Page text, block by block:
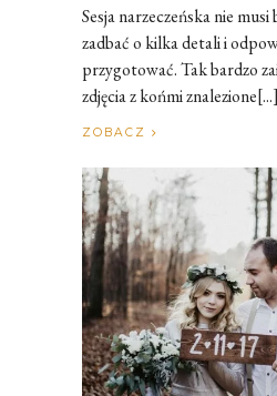
Sesja narzeczeńska nie
zadbać o kilka detali i
przygotować. Tak bardzo
zdjęcia z końmi znalezione[...]
ZOBACZ